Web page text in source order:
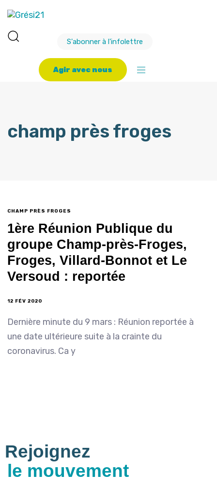
S'abonner à l'infolettre
Agir avec nous
champ près froges
CHAMP PRÈS FROGES
1ère Réunion Publique du
groupe Champ-près-Froges,
Froges, Villard-Bonnot et Le
Versoud : reportée
12 FÉV 2020
Dernière minute du 9 mars : Réunion reportée à
une date ultérieure suite à la crainte du
coronavirus. Ca y
Rejoignez
le mouvement